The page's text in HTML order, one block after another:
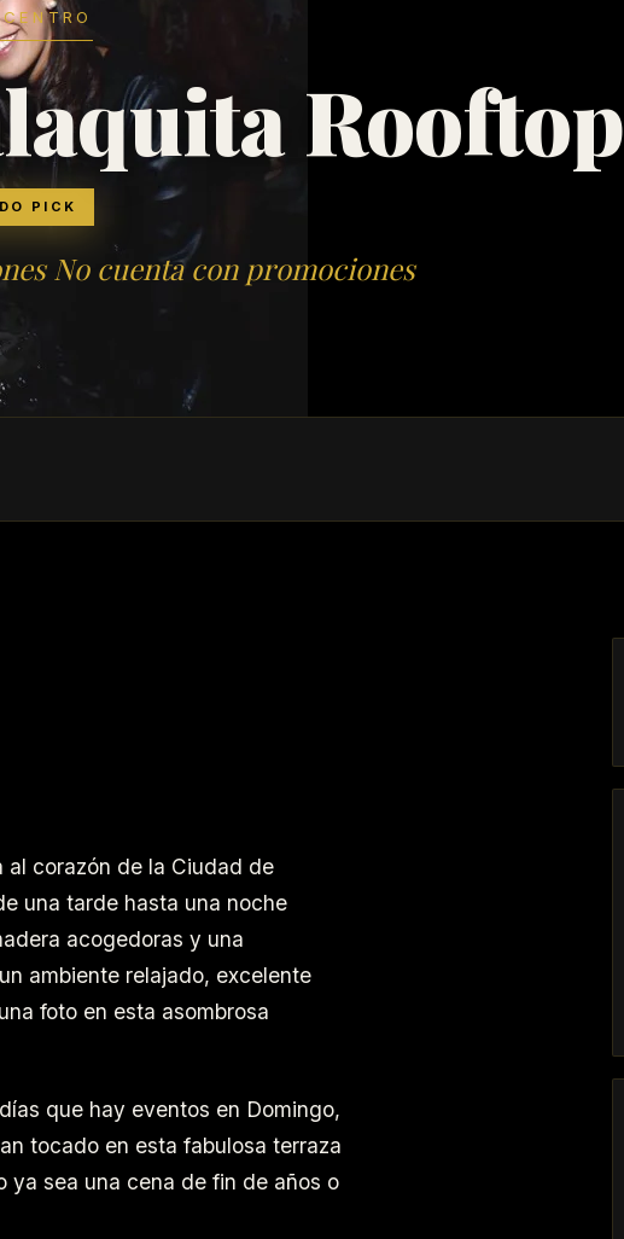
Rooftop
PICK
No cuenta con promociones
al corazón de la Ciudad de
una tarde hasta una noche
acogedoras y una
ambiente relajado, excelente
foto en esta asombrosa
que hay eventos en Domingo,
tocado en esta fabulosa terraza
ya sea una cena de fin de años o